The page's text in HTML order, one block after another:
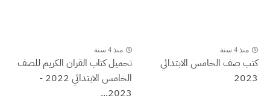
منذ 4 سنة
كتب صف الخامس الابتدائي
2023
منذ 4 سنة
تحميل كتاب القران الكريم للصف
الخامس الابتدائي 2022 -
2023...